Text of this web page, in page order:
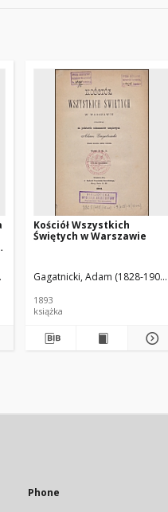
Kościół Wszystkich
Świętych w Warszawie
Gagatnicki, Adam (1828-1903).
1893
książka
Phone